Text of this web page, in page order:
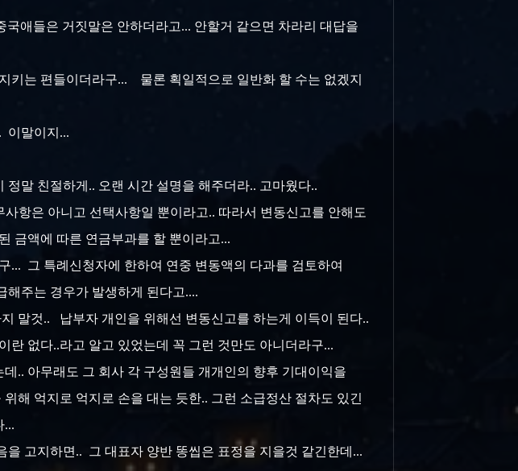
애들은 거짓말은 안하더라고... 안할거 같으면 차라리 대답을
키는 편들이더라구... 물론 획일적으로 일반화 할 수는 없겠지
이말이지...
말 친절하게.. 오랜 시간 설명을 해주더라.. 고마웠다..
항은 아니고 선택사항일 뿐이라고.. 따라서 변동신고를 안해도
금액에 따른 연금부과를 할 뿐이라고...
... 그 특례신청자에 한하여 연중 변동액의 다과를 검토하여
해주는 경우가 발생하게 된다고....
말것.. 납부자 개인을 위해선 변동신고를 하는게 이득이 된다..
없다..라고 알고 있었는데 꼭 그런 것만도 아니더라구...
.. 아무래도 그 회사 각 구성원들 개개인의 향후 기대이익을
해 억지로 억지로 손을 대는 듯한.. 그런 소급정산 절차도 있긴
...
고지하면.. 그 대표자 양반 똥씹은 표정을 지을것 같긴한데...